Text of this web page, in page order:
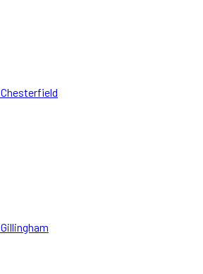
Chesterfield
Gillingham